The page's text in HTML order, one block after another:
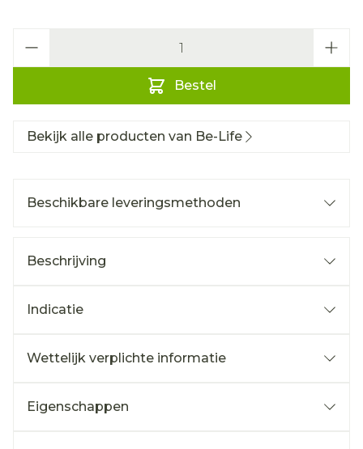
Bestel
Bekijk alle producten van Be-Life
Beschikbare leveringsmethoden
Beschrijving
Indicatie
Wettelijk verplichte informatie
Eigenschappen